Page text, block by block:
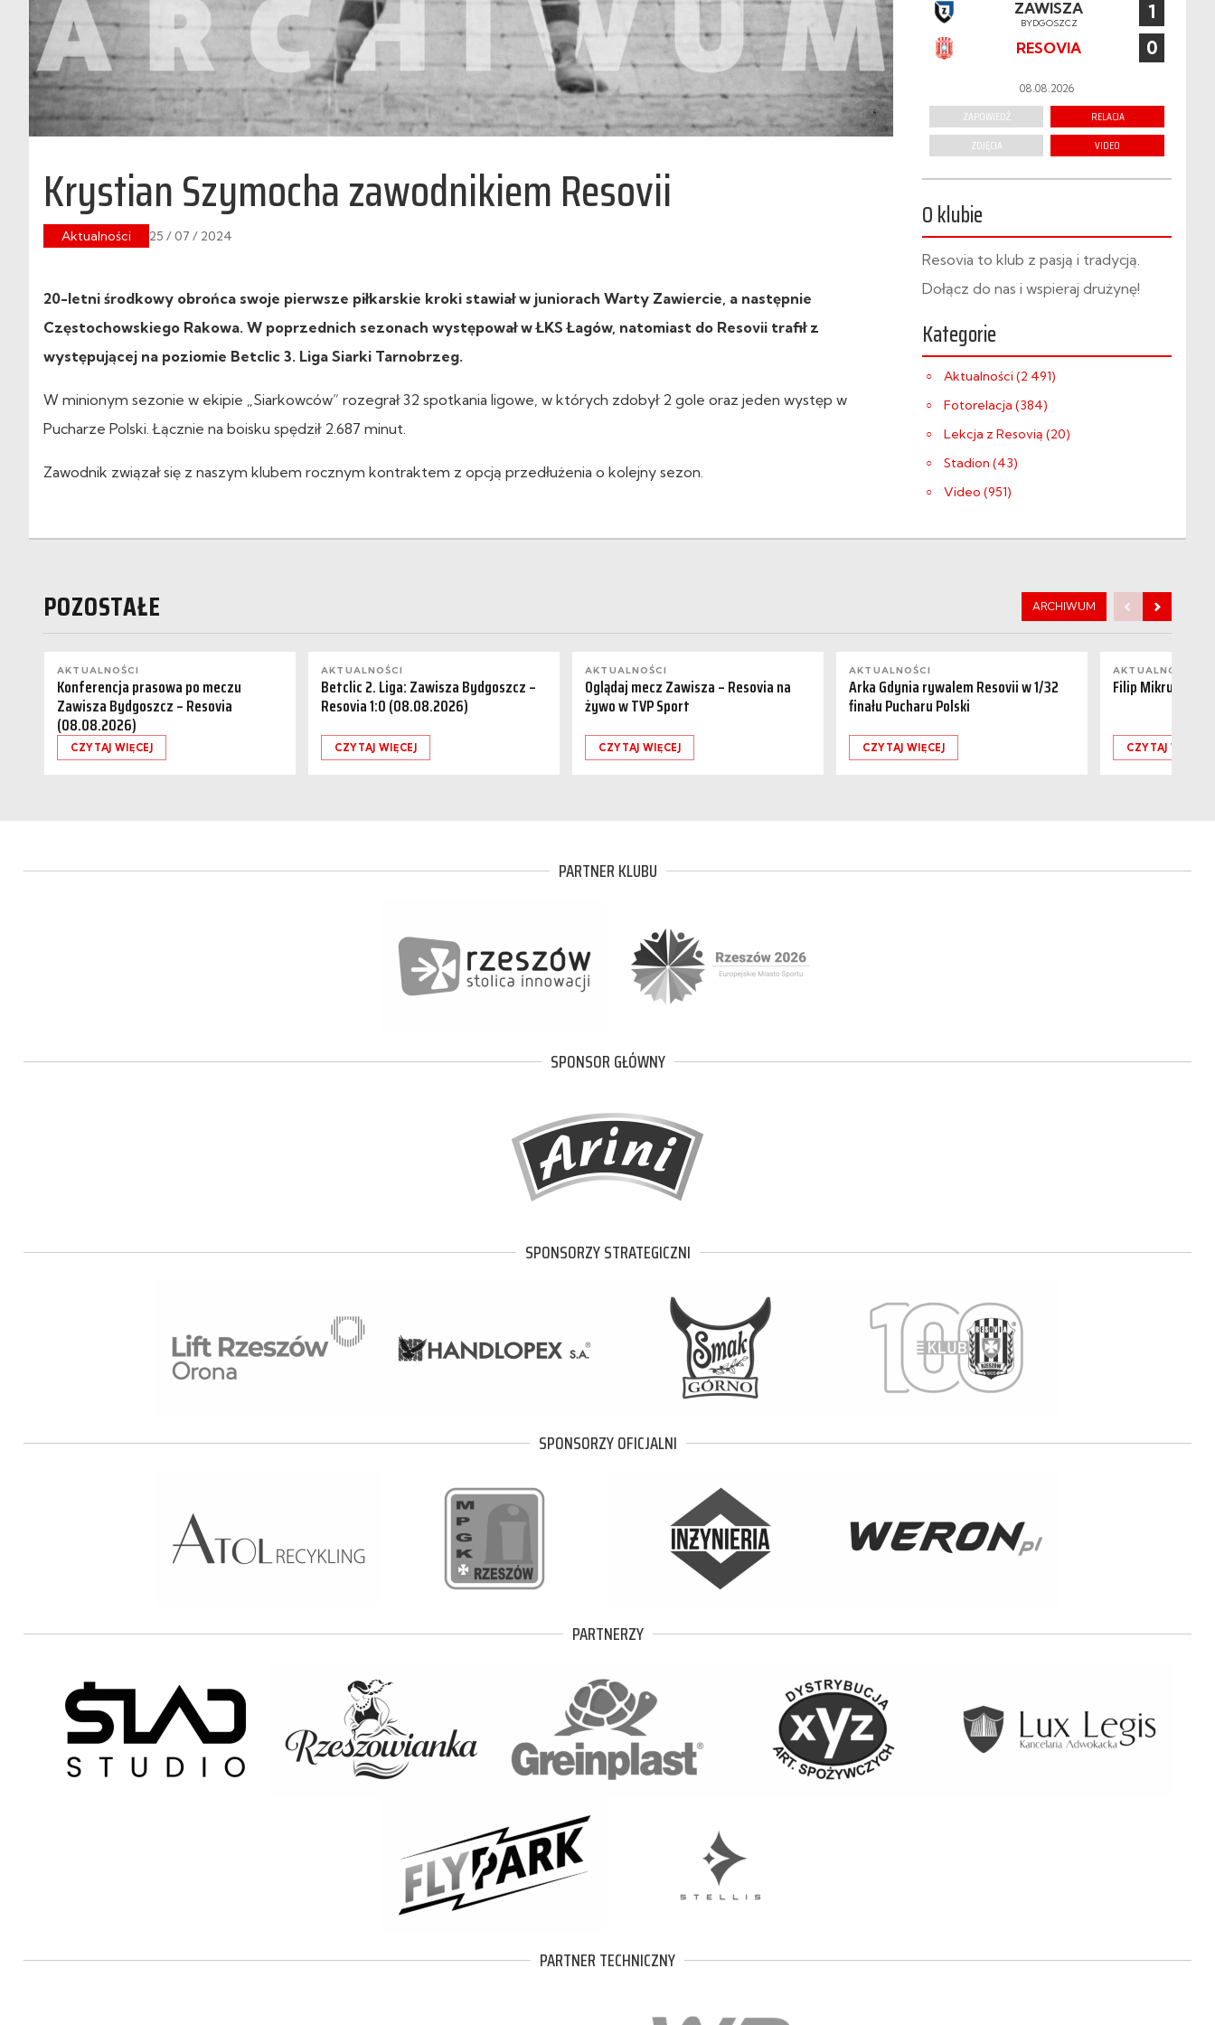
Krystian Szymocha zawodnikiem Resovii
Aktualności 25 / 07 / 2024
20-letni środkowy obrońca swoje pierwsze piłkarskie kroki stawiał w juniorach Warty Zawiercie, a następnie
Częstochowskiego Rakowa. W poprzednich sezonach występował w ŁKS Łagów, natomiast do Resovii trafił z
występującej na poziomie Betclic 3. Liga Siarki Tarnobrzeg.
W minionym sezonie w ekipie „Siarkowców” rozegrał 32 spotkania ligowe, w których zdobył 2 gole oraz jeden występ w
Pucharze Polski. Łącznie na boisku spędził 2.687 minut.
Zawodnik związał się z naszym klubem rocznym kontraktem z opcją przedłużenia o kolejny sezon.
ZAWISZA
BYDGOSZCZ 1
RESOVIA 0
08.08.2026
ZAPOWIEDŹ
RELACJA
ZDJĘCIA
VIDEO
O klubie
Resovia to klub z pasją i tradycją.
Dołącz do nas i wspieraj drużynę!
Kategorie
Aktualności (2 491)
Fotorelacja (384)
Lekcja z Resovią (20)
Stadion (43)
Video (951)
POZOSTAŁE ARCHIWUM
AKTUALNOŚCI
Konferencja prasowa po meczu
Zawisza Bydgoszcz – Resovia
(08.08.2026)
CZYTAJ WIĘCEJ
AKTUALNOŚCI
Betclic 2. Liga: Zawisza Bydgoszcz –
Resovia 1:0 (08.08.2026)
CZYTAJ WIĘCEJ
AKTUALNOŚCI
Oglądaj mecz Zawisza – Resovia na
żywo w TVP Sport
CZYTAJ WIĘCEJ
AKTUALNOŚCI
Arka Gdynia rywalem Resovii w 1/32
finału Pucharu Polski
CZYTAJ WIĘCEJ
AKTUALNOŚCI
Filip Mikrut
CZYTAJ WIĘCEJ
PARTNER KLUBU
SPONSOR GŁÓWNY
SPONSORZY STRATEGICZNI
SPONSORZY OFICJALNI
PARTNERZY
PARTNER TECHNICZNY